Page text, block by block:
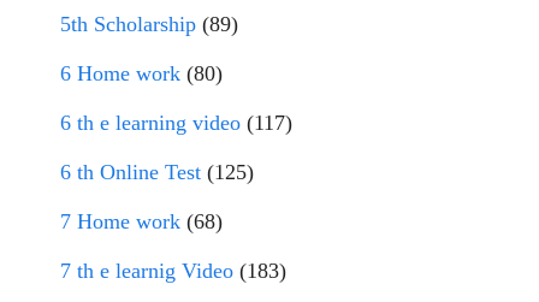
5th Scholarship (89)
6 Home work (80)
6 th e learning video (117)
6 th Online Test (125)
7 Home work (68)
7 th e learnig Video (183)